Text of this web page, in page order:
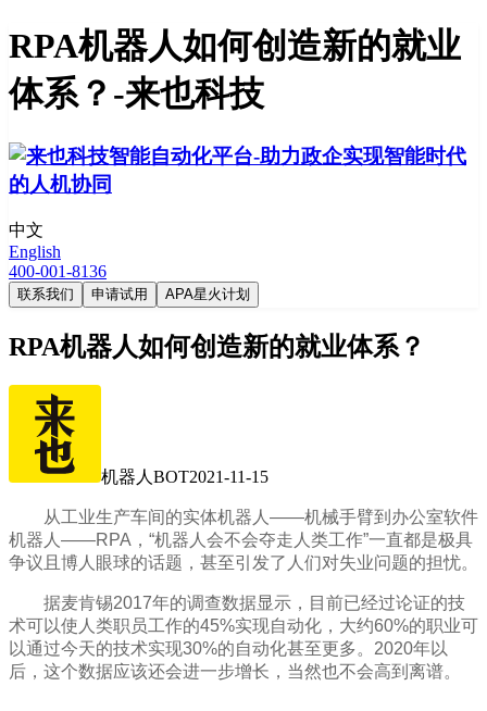
RPA机器人如何创造新的就业
体系？-来也科技
中文
English
400-001-8136
联系我们 申请试用 APA星火计划
RPA机器人如何创造新的就业体系？
机器人BOT2021-11-15
从工业生产车间的实体机器人——机械手臂到办公室软件
机器人——RPA，“机器人会不会夺走人类工作”一直都是极具
争议且博人眼球的话题，甚至引发了人们对失业问题的担忧。
据麦肯锡2017年的调查数据显示，目前已经过论证的技
术可以使人类职员工作的45%实现自动化，大约60%的职业可
以通过今天的技术实现30%的自动化甚至更多。2020年以
后，这个数据应该还会进一步增长，当然也不会高到离谱。